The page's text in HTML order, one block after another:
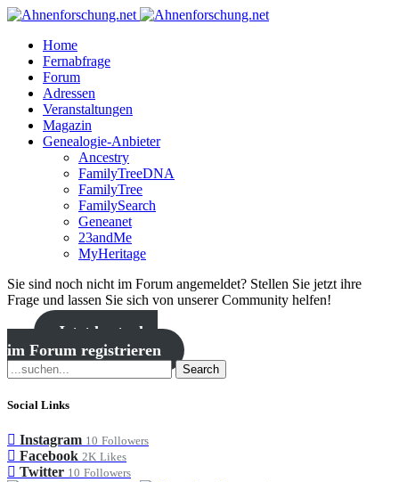
Home
Fernabfrage
Forum
Adressen
Veranstaltungen
Magazin
Genealogie-Anbieter
Ancestry
FamilyTreeDNA
FamilyTree
FamilySearch
Geneanet
23andMe
MyHeritage
Sie sind noch nicht im Forum angemeldet? Stellen Sie jetzt ihre
Frage und lassen Sie sich von unserer Community helfen!
Jetzt kostenlos
im Forum registrieren
Search
Social Links
Instagram 10 Followers
Facebook 2K Likes
Twitter 10 Followers